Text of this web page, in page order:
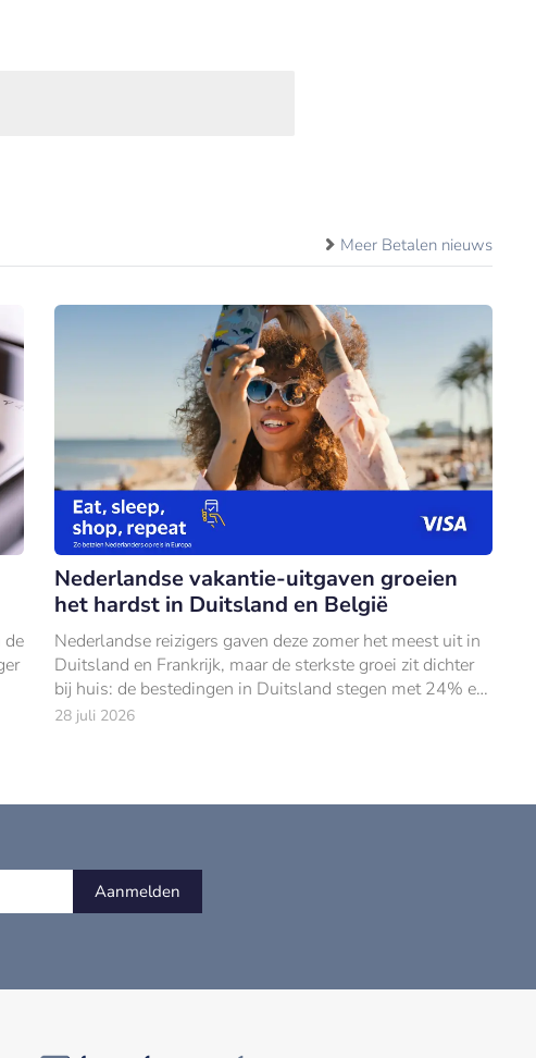
Meer Betalen nieuws
de
Nederlandse vakantie-uitgaven groeien
het hardst in Duitsland en België
Nederlandse reizigers gaven deze zomer het meest uit in
Duitsland en Frankrijk, maar de sterkste groei zit dichter
bij huis: de bestedingen in Duitsland stegen met 24% en
in België met 18% ten opzich
28 juli 2026
Aanmelden